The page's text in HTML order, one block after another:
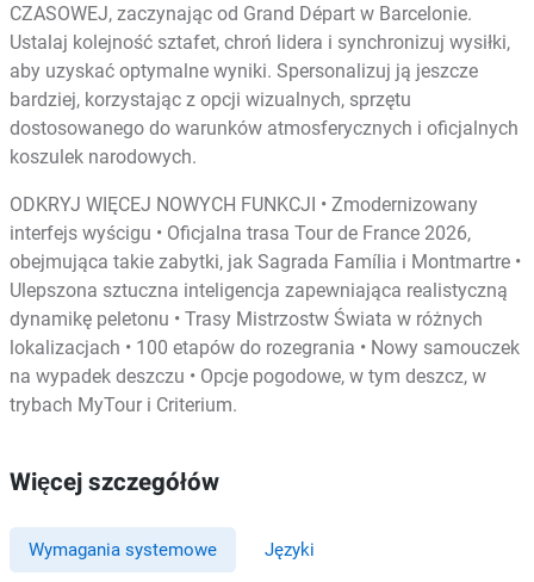
CZASOWEJ, zaczynając od Grand Départ w Barcelonie.
Ustalaj kolejność sztafet, chroń lidera i synchronizuj wysiłki,
aby uzyskać optymalne wyniki. Spersonalizuj ją jeszcze
bardziej, korzystając z opcji wizualnych, sprzętu
dostosowanego do warunków atmosferycznych i oficjalnych
koszulek narodowych.
ODKRYJ WIĘCEJ NOWYCH FUNKCJI • Zmodernizowany
interfejs wyścigu • Oficjalna trasa Tour de France 2026,
obejmująca takie zabytki, jak Sagrada Família i Montmartre •
Ulepszona sztuczna inteligencja zapewniająca realistyczną
dynamikę peletonu • Trasy Mistrzostw Świata w różnych
lokalizacjach • 100 etapów do rozegrania • Nowy samouczek
na wypadek deszczu • Opcje pogodowe, w tym deszcz, w
trybach MyTour i Criterium.
Więcej szczegółów
Wymagania systemowe Języki